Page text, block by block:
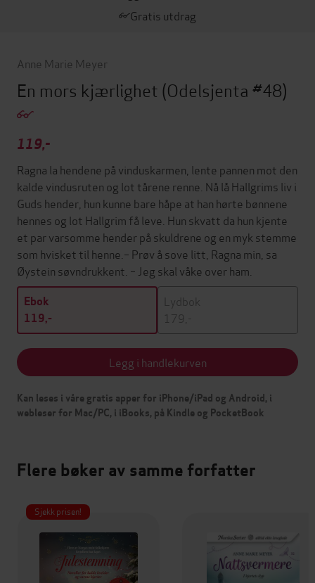
Gratis utdrag
Anne Marie Meyer
En mors kjærlighet (Odelsjenta #48)
119,-
Ragna la hendene på vinduskarmen, lente pannen mot den
kalde vindusruten og lot tårene renne. Nå lå Hallgrims liv i
Guds hender, hun kunne bare håpe at han hørte bønnene
hennes og lot Hallgrim få leve. Hun skvatt da hun kjente
et par varsomme hender på skuldrene og en myk stemme
som hvisket til henne.– Prøv å sove litt, Ragna min, sa
Øystein søvndrukkent. – Jeg skal våke over ham.
Ebok
119,-
Lydbok
179,-
Legg i handlekurven
Kan leses i våre gratis apper for iPhone/iPad og Android, i
webleser for Mac/PC, i iBooks, på Kindle og PocketBook
Flere bøker av samme forfatter
Sjekk prisen!